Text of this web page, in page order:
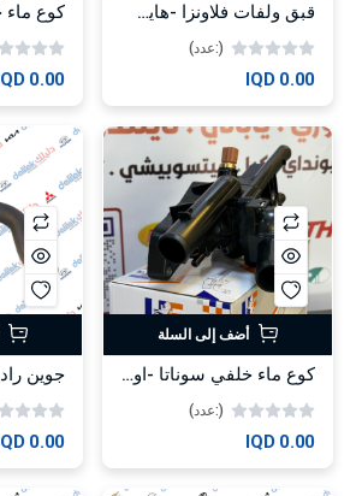
قبق ولفات فلاونزا -هايس محرك 2017-2023 HF
(:عدد)
0.00 IQD
0.00 IQD
أضف إلى السلة
كوع ماء خلفي سوناتا -اوبتيما 2010-2013-HF
(:عدد)
0.00 IQD
0.00 IQD